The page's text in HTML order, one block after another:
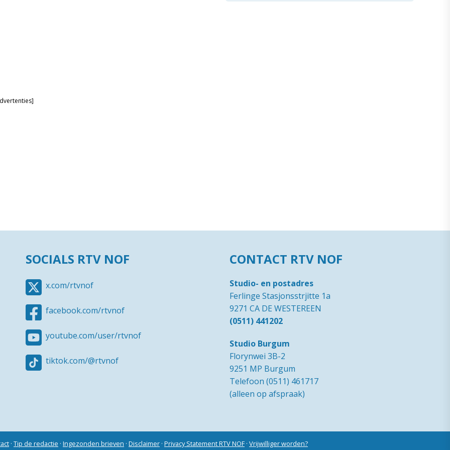
SOCIALS RTV NOF
x.com/rtvnof
facebook.com/rtvnof
youtube.com/user/rtvnof
tiktok.com/@rtvnof
CONTACT RTV NOF
Studio- en postadres
Ferlinge Stasjonsstrjitte 1a
9271 CA DE WESTEREEN
(0511) 441202
Studio Burgum
Florynwei 3B-2
9251 MP Burgum
Telefoon (0511) 461717
(alleen op afspraak)
· Tip de redactie · Ingezonden brieven · Disclaimer · Privacy Statement RTV NOF · Vrijwilliger worden?